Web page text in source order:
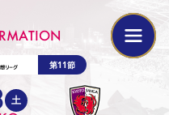
第11節
土